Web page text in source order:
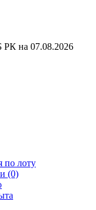
на 07.08.2026
по лоту
(0)